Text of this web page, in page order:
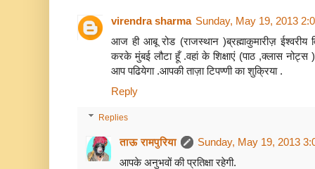
virendra sharma Sunday, May 19, 2013
आज ही आबू रोड (राजस्थान )ब्रह्माकुमारीज़ ईश्वरीय
करके मुंबई लौटा हूँ .वहां के शिक्षाएं (पाठ ,क्लास
आप पढियेगा .आपकी ताज़ा टिपण्णी का शुक्रिया .
Reply
Replies
ताऊ रामपुरिया
Sunday, May 19, 2013
आपके अनुभवों की प्रतिक्षा रहेगी.